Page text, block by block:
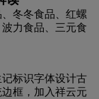
设计
logo设计
厨房起步发展为
标志的
牌坚持天然成
历程。
冬冬食品、红螺
力食品、三元食
标识字体设计古
框，加入祥云元